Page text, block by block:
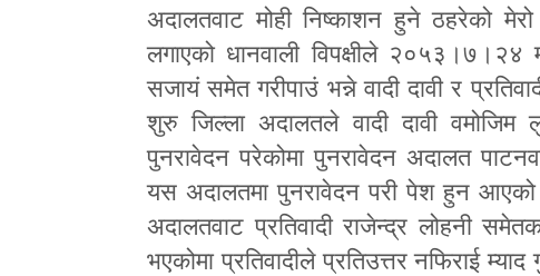
अदालतवाट मोही निष्काशन हुने ठहरेको
लगाएको धानवाली विपक्षीले २०५३।७।२४
सजायं समेत गरीपाउं भन्ने वादी दावी र
शुरु जिल्ला अदालतले वादी दावी
पुनरावेदन परेकोमा पुनरावेदन अदालत
यस अदालतमा पुनरावेदन परी पेश हुन आएको
अदालतवाट प्रतिवादी राजेन्द्र लोहनी
भएकोमा प्रतिवादीले प्रतिउत्तर नफिराई